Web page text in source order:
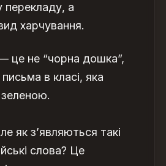
перекладу, а
харчування.
це не “чорна дошка”,
в класі, яка
як з’являються такі
слова? Це